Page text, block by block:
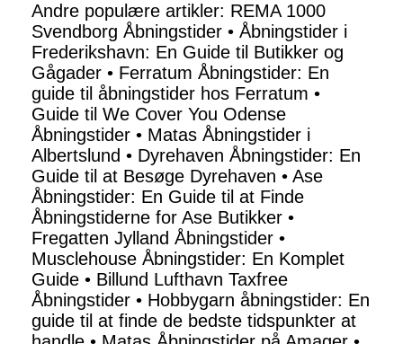
Andre populære artikler: REMA 1000
Svendborg Åbningstider • Åbningstider i
Frederikshavn: En Guide til Butikker og
Gågader • Ferratum Åbningstider: En
guide til åbningstider hos Ferratum •
Guide til We Cover You Odense
Åbningstider • Matas Åbningstider i
Albertslund • Dyrehaven Åbningstider: En
Guide til at Besøge Dyrehaven • Ase
Åbningstider: En Guide til at Finde
Åbningstiderne for Ase Butikker •
Fregatten Jylland Åbningstider •
Musclehouse Åbningstider: En Komplet
Guide • Billund Lufthavn Taxfree
Åbningstider • Hobbygarn åbningstider: En
guide til at finde de bedste tidspunkter at